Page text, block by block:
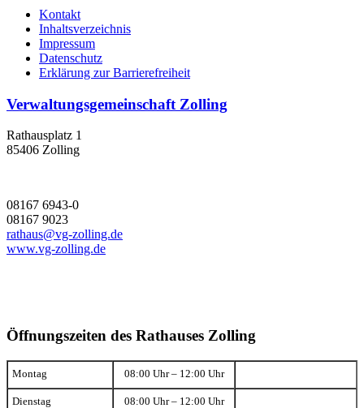
Kontakt
Inhaltsverzeichnis
Impressum
Datenschutz
Erklärung zur Barrierefreiheit
Verwaltungsgemeinschaft Zolling
Rathausplatz 1
85406 Zolling
08167 6943-0
08167 9023
rathaus@vg-zolling.de
www.vg-zolling.de
Öffnungszeiten des Rathauses Zolling
Montag 08:00 Uhr – 12:00 Uhr
Dienstag 08:00 Uhr – 12:00 Uhr